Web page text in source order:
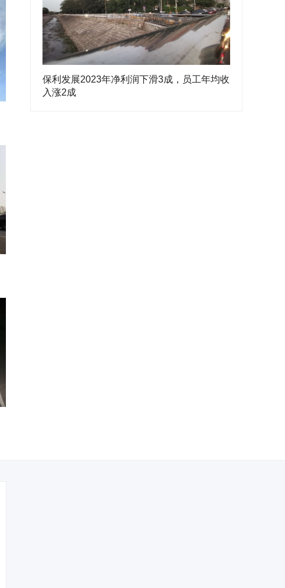
保利发展2023年净利润下滑3成，员工年均收
入涨2成